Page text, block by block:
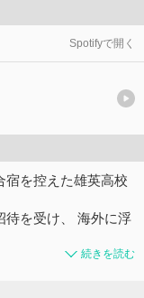
Spotifyで開く
宿を控えた雄英高校
待を受け、 海外に浮
続きを読む